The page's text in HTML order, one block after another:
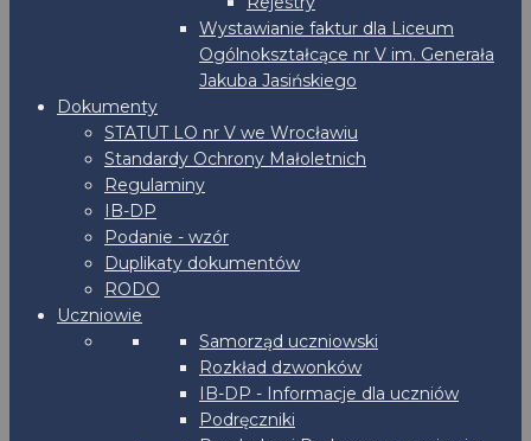
Wystawianie faktur dla Liceum
Ogólnokształcące nr V im. Generała
Jakuba Jasińskiego
Dokumenty
STATUT LO nr V we Wrocławiu
Standardy Ochrony Małoletnich
Regulaminy
IB-DP
Podanie - wzór
Duplikaty dokumentów
RODO
Uczniowie
Samorząd uczniowski
Rozkład dzwonków
IB-DP - Informacje dla uczniów
Podręczniki